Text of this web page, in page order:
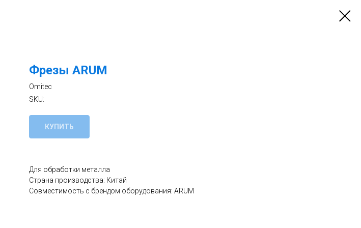
Фрезы ARUM
Omitec
SKU:
КУПИТЬ
Для обработки металла
Страна производства: Китай
Совместимость с брендом оборудования: ARUM